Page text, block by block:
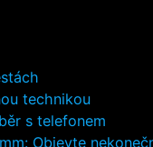
technikou
s telefonem
Objevte